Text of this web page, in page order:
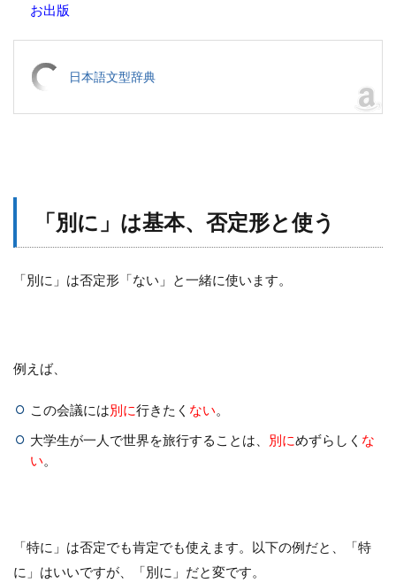
お出版
日本語文型辞典
「別に」は基本、否定形と使う
「別に」は否定形「ない」と一緒に使います。
例えば、
この会議には別に行きたく ない
大学生が一人で世界を旅行することは、 別にめずらしく な
い
「特に」は否定でも肯定でも使えます。以下の例だと、「特
に」はいいですが、「別に」だと変です。